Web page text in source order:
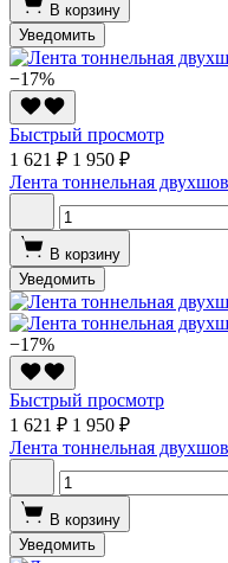
В корзину
Уведомить
−17%
Быстрый просмотр
1 621 ₽ 1 950 ₽
Лента тоннельная
В корзину
Уведомить
−17%
Быстрый просмотр
1 621 ₽ 1 950 ₽
Лента тоннельная
В корзину
Уведомить